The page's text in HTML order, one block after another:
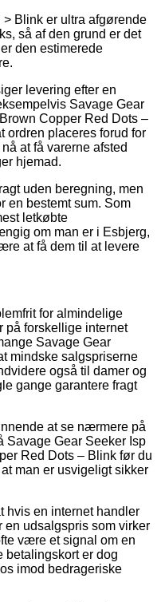
Blink er ultra afgørende
så af den grund er det
den estimerede
levering efter en
Savage Gear
Copper Red Dots –
ordren placeres forud for
at få varerne afsted
hjemad.
uden beregning, men
en bestemt sum. Som
letkøbte
om man er i Esbjerg,
at få dem til at levere
for almindelige
på forskellige internet
Savage Gear
mindske salgspriserne
også til damer og
gange garantere fragt
at se nærmere på
Savage Gear Seeker Isp
Red Dots – Blink før du
man er usvigeligt sikker
hvis en internet handler
en udsalgspris som virker
være et signal om en
er dog
imod bedrageriske